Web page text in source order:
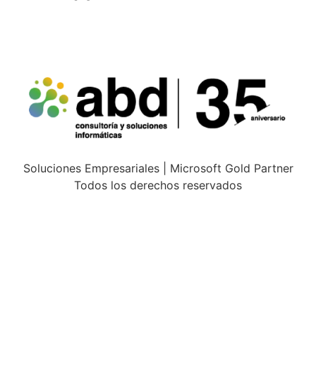
Soluciones Empresariales | Microsoft Gold Partner
Todos los derechos reservados